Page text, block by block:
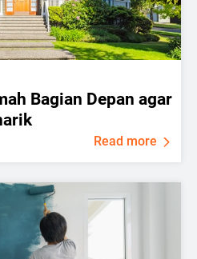
Bagian Depan agar
Read more